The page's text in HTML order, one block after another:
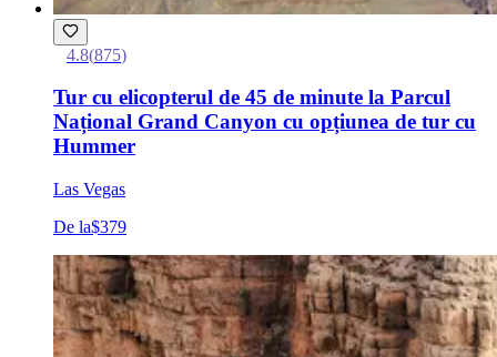
4.8(875)
Tur cu elicopterul de 45 de minute la Parcul
Național Grand Canyon cu opțiunea de tur cu
Hummer
Las Vegas
De la$379